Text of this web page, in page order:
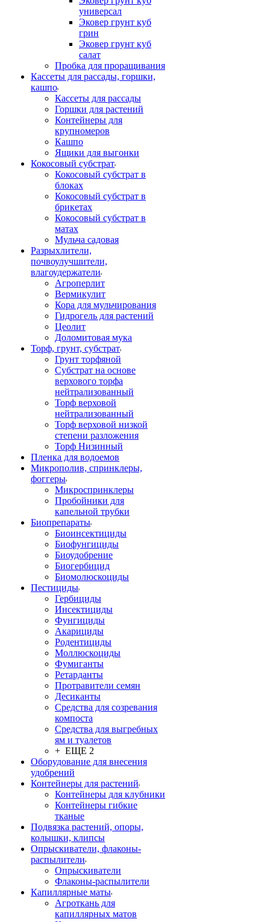
универсал
Эковер грунт куб
грин
Эковер грунт куб
салат
Пробка для проращивания
Кассеты для рассады, горшки,
кашпо
Кассеты для рассады
Горшки для растений
Контейнеры для
крупномеров
Кашпо
Ящики для выгонки
Кокосовый субстрат
Кокосовый субстрат в
блоках
Кокосовый субстрат в
брикетах
Кокосовый субстрат в
матах
Мульча садовая
Разрыхлители,
почвоулучшители,
влагоудержатели
Агроперлит
Вермикулит
Кора для мульчирования
Гидрогель для растений
Цеолит
Доломитовая мука
Торф, грунт, субстрат
Грунт торфяной
Субстрат на основе
верхового торфа
нейтрализованный
Торф верховой
нейтрализованный
Торф верховой низкой
степени разложения
Торф Низинный
Пленка для водоемов
Микрополив, спринклеры,
фоггеры
Микроспринклеры
Пробойники для
капельной трубки
Биопрепараты
Биоинсектициды
Биофунгициды
Биоудобрение
Биогербицид
Биомолюскоциды
Пестициды
Гербициды
Инсектициды
Фунгициды
Акарициды
Родентициды
Моллюскоциды
Фумиганты
Ретарданты
Протравители семян
Десиканты
Средства для созревания
компоста
Средства для выгребных
ям и туалетов
+ ЕЩЕ 2
Оборудование для внесения
удобрений
Контейнеры для растений
Контейнеры для клубники
Контейнеры гибкие
тканые
Подвязка растений, опоры,
колышки, клипсы
Опрыскиватели, флаконы-
распылители
Опрыскиватели
Флаконы-распылители
Капиллярные маты
Агроткань для
капиллярных матов